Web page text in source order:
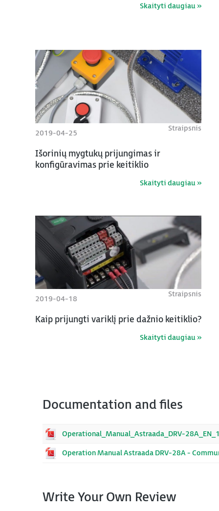
Skaityti daugiau »
Straipsnis
2019-04-25
Išorinių mygtukų prijungimas ir
konfigūravimas prie keitiklio
Skaityti daugiau »
Straipsnis
2019-04-18
Kaip prijungti variklį prie dažnio keitiklio?
Skaityti daugiau »
Documentation and files
Operational_Manual_Astraada_DRV-
Operation Manual Astraada DRV-28A -
Write Your Own Review